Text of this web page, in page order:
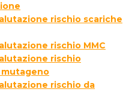
rischio scariche
rischio MMC
rischio
rischio da